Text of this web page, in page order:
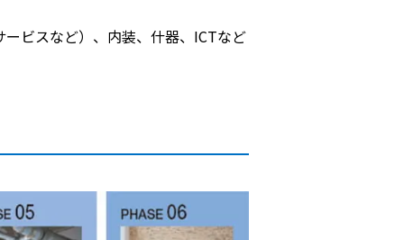
ビスなど）、内装、什器、ICTなど